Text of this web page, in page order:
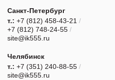
Санкт-Петербург
т.: +7 (812) 458-43-21 /
+7 (812) 748-24-55 /
site@ik555.ru
Челябинск
т.: +7 (351) 240-88-55 /
site@ik555.ru